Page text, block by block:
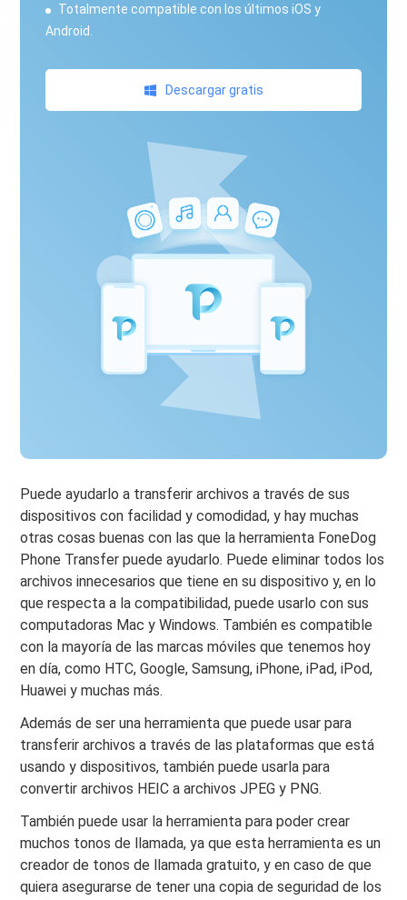
Totalmente compatible con los últimos iOS y
Android.
Descargar gratis
Puede ayudarlo a transferir archivos a través de sus
dispositivos con facilidad y comodidad, y hay muchas
otras cosas buenas con las que la herramienta FoneDog
Phone Transfer puede ayudarlo. Puede eliminar todos los
archivos innecesarios que tiene en su dispositivo y, en lo
que respecta a la compatibilidad, puede usarlo con sus
computadoras Mac y Windows. También es compatible
con la mayoría de las marcas móviles que tenemos hoy
en día, como HTC, Google, Samsung, iPhone, iPad, iPod,
Huawei y muchas más.
Además de ser una herramienta que puede usar para
transferir archivos a través de las plataformas que está
usando y dispositivos, también puede usarla para
convertir archivos HEIC a archivos JPEG y PNG.
También puede usar la herramienta para poder crear
muchos tonos de llamada, ya que esta herramienta es un
creador de tonos de llamada gratuito, y en caso de que
quiera asegurarse de tener una copia de seguridad de los